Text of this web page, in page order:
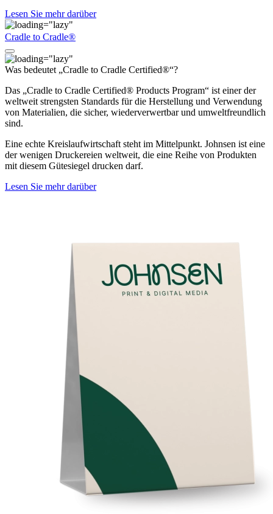
Lesen Sie mehr darüber
Cradle to Cradle®
Was bedeutet „Cradle to Cradle Certified®“?
Das „Cradle to Cradle Certified® Products Program“ ist einer der
weltweit strengsten Standards für die Herstellung und Verwendung
von Materialien, die sicher, wiederverwertbar und umweltfreundlich
sind.
Eine echte Kreislaufwirtschaft steht im Mittelpunkt. Johnsen ist eine
der wenigen Druckereien weltweit, die eine Reihe von Produkten
mit diesem Gütesiegel drucken darf.
Lesen Sie mehr darüber